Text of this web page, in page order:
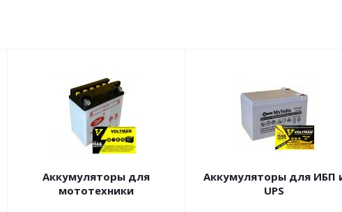
Аккумуляторы для
мототехники
Аккумуляторы для ИБП
UPS